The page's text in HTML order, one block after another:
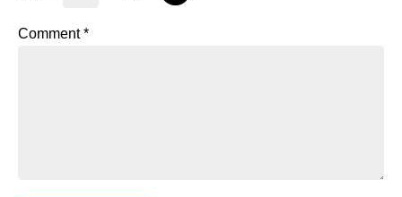
Comment*